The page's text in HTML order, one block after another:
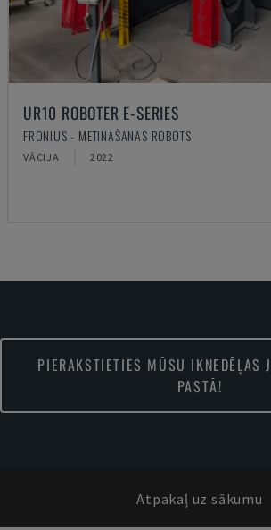
UR10 ROBOTER E-SERIES
FRONIUS - METINĀŠANAS ROBOTS
VĀCIJA 2022
PIERAKSTIETIES MŪSU IKNEDĒĻAS
PASTĀ!
Atpakaļ uz sākumu